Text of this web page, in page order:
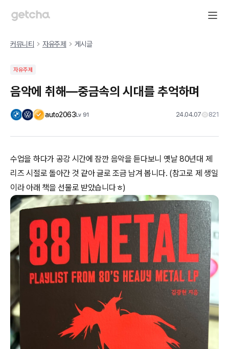
커뮤니티 자유주제 게시글
자유주제
음악에 취해—중금속의 시대를 추억하며
auto2063Lv 91 24.04.07 821
수업을 하다가 공강 시간에 잠깐 음악을 듣다보니 옛날 80년대 제
리즈 시절로 돌아간 것 같아 글로 조금 남겨 봅니다. (참고로 제 생일
이라 아래 책을 선물로 받았습니다ㅎ)